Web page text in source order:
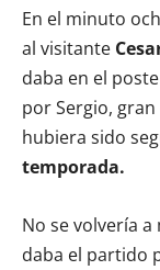
En el minuto
al visitante
daba en el
por Sergio,
hubiera sido
temporada.
No se volvería
daba el partido